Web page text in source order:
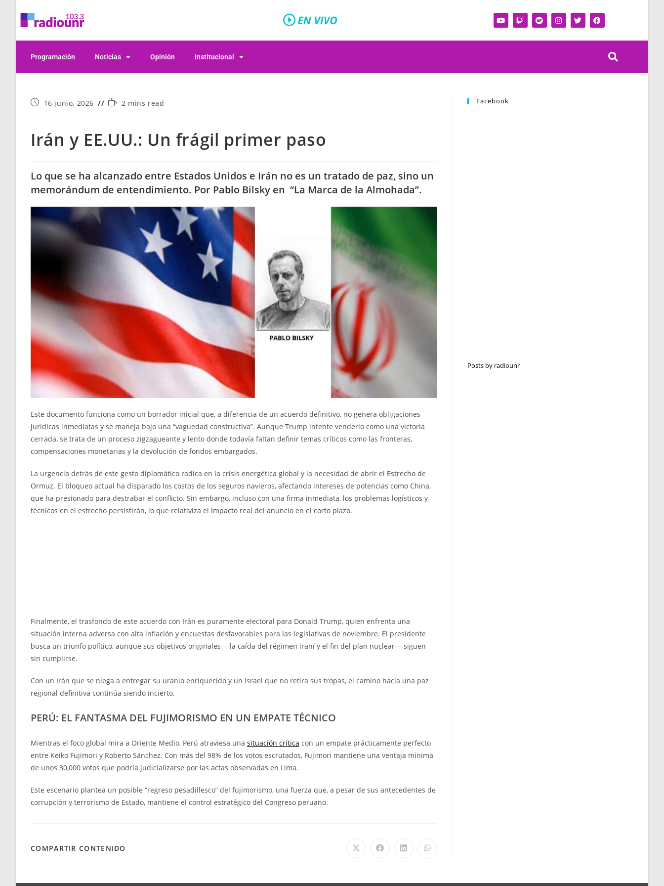
Programación Noticias Opinión Institucional
16 junio, 2026 2 mins read
Irán y EE.UU.: Un frágil primer paso
Lo que se ha alcanzado entre Estados Unidos e Irán no es un tratado de paz, sino un
memorándum de entendimiento. Por Pablo Bilsky en “La Marca de la Almohada”.
Este documento funciona como un borrador inicial que, a diferencia de un acuerdo definitivo, no genera obligaciones
jurídicas inmediatas y se maneja bajo una “vaguedad constructiva”. Aunque Trump intente venderlo como una victoria
cerrada, se trata de un proceso zigzagueante y lento donde todavía faltan definir temas críticos como las fronteras,
compensaciones monetarias y la devolución de fondos embargados.
La urgencia detrás de este gesto diplomático radica en la crisis energética global y la necesidad de abrir el Estrecho de
Ormuz. El bloqueo actual ha disparado los costos de los seguros navieros, afectando intereses de potencias como China,
que ha presionado para destrabar el conflicto. Sin embargo, incluso con una firma inmediata, los problemas logísticos y
técnicos en el estrecho persistirán, lo que relativiza el impacto real del anuncio en el corto plazo.
Finalmente, el trasfondo de este acuerdo con Irán es puramente electoral para Donald Trump, quien enfrenta una
situación interna adversa con alta inflación y encuestas desfavorables para las legislativas de noviembre. El presidente
busca un triunfo político, aunque sus objetivos originales —la caída del régimen iraní y el fin del plan nuclear— siguen
sin cumplirse.
Con un Irán que se niega a entregar su uranio enriquecido y un Israel que no retira sus tropas, el camino hacia una paz
regional definitiva continúa siendo incierto.
PERÚ: EL FANTASMA DEL FUJIMORISMO EN UN EMPATE TÉCNICO
Mientras el foco global mira a Oriente Medio, Perú atraviesa una situación crítica con un empate prácticamente perfecto
entre Keiko Fujimori y Roberto Sánchez. Con más del 98% de los votos escrutados, Fujimori mantiene una ventaja mínima
de unos 30,000 votos que podría judicializarse por las actas observadas en Lima.
Este escenario plantea un posible “regreso pesadillesco” del fujimorismo, una fuerza que, a pesar de sus antecedentes de
corrupción y terrorismo de Estado, mantiene el control estratégico del Congreso peruano.
COMPARTIR CONTENIDO
Facebook
Posts by radiounr